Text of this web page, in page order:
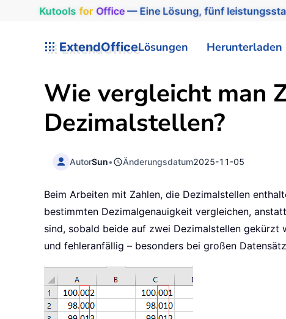
Kutools for Office— Eine Lösung, fünf
ExtendOfficeLösungen Herunterladen
Wie vergleicht man
Dezimalstellen?
AutorSun• Änderungsdatum2025-11-05
Beim Arbeiten mit Zahlen, die Dezimalstellen
bestimmten Dezimalgenauigkeit vergleichen,
sind, sobald beide auf zwei Dezimalstellen
und fehleranfällig – besonders bei großen